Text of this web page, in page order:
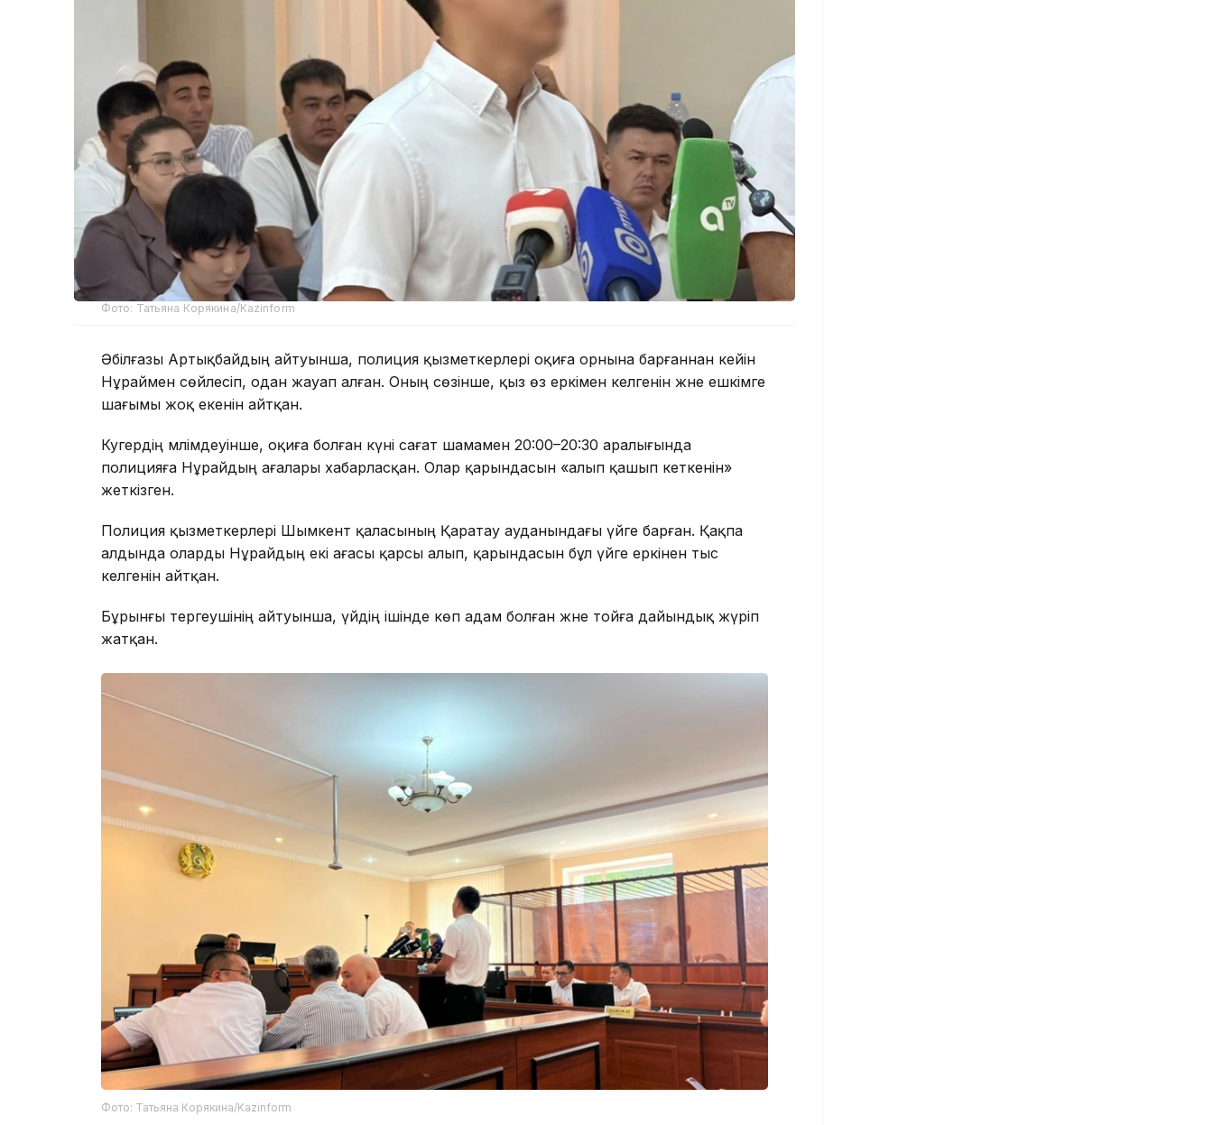
Фото: Татьяна Корякина/Kazinform
Әбілғазы Артықбайдың айтуынша, полиция қызметкерлері оқиға орнына барғаннан кейін
Нұраймен сөйлесіп, одан жауап алған. Оның сөзінше, қыз өз еркімен келгенін және ешкімге
шағымы жоқ екенін айтқан.
Куәгердің мәлімдеуінше, оқиға болған күні сағат шамамен 20:00–20:30 аралығында
полицияға Нұрайдың ағалары хабарласқан. Олар қарындасын «алып қашып кеткенін»
жеткізген.
Полиция қызметкерлері Шымкент қаласының Қаратау ауданындағы үйге барған. Қақпа
алдында оларды Нұрайдың екі ағасы қарсы алып, қарындасын бұл үйге еркінен тыс
әкелгенін айтқан.
Бұрынғы тергеушінің айтуынша, үйдің ішінде көп адам болған және тойға дайындық жүріп
жатқан.
Фото: Татьяна Корякина/Kazinform